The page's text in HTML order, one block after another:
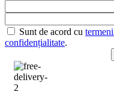
Sunt de acord cu
confidențialitate.